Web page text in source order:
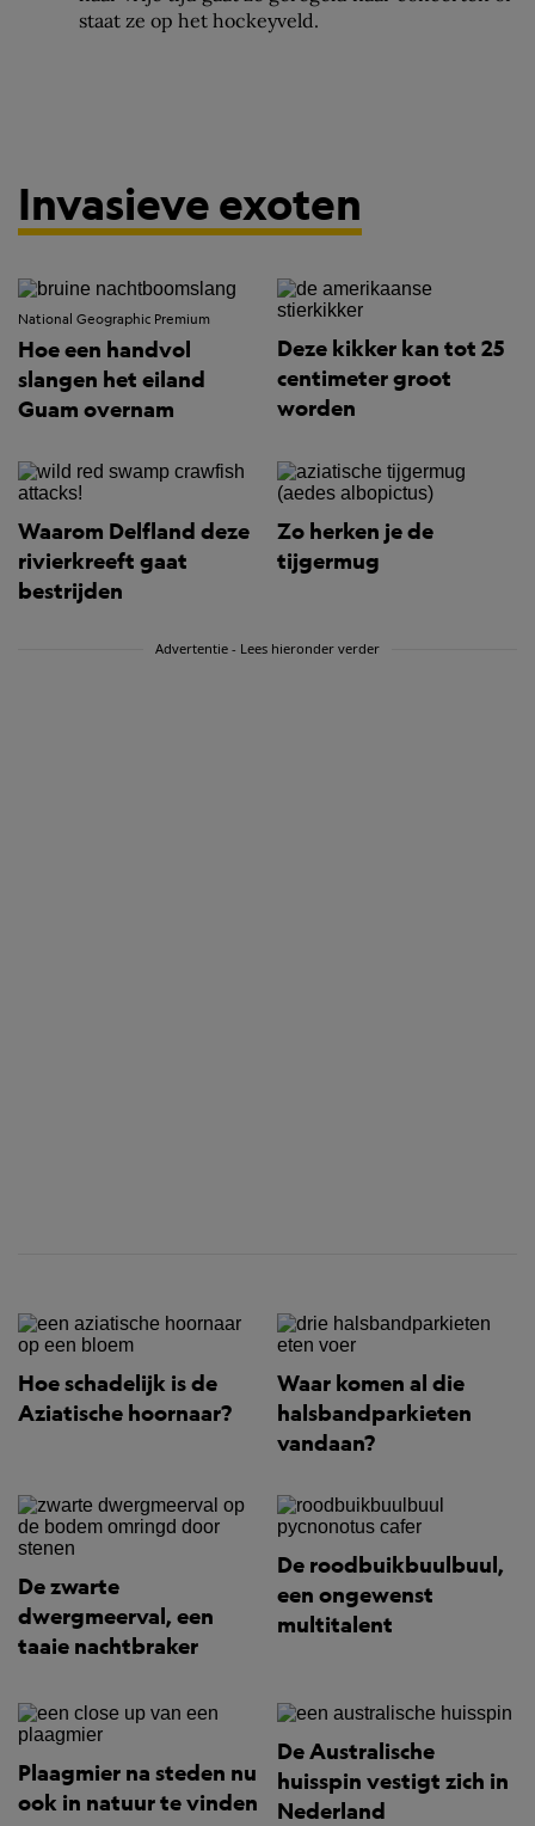
staat ze op het hockeyveld.
Invasieve exoten
National Geographic Premium
Hoe een handvol
slangen het eiland
Guam overnam
Deze kikker kan tot 25
centimeter groot
worden
Waarom Delfland deze
rivierkreeft gaat
bestrijden
Zo herken je de
tijgermug
Advertentie - Lees hieronder verder
Hoe schadelijk is de
Aziatische hoornaar?
Waar komen al die
halsbandparkieten
vandaan?
De zwarte
dwergmeerval, een
taaie nachtbraker
De roodbuikbuulbuul,
een ongewenst
multitalent
Plaagmier na steden nu
ook in natuur te vinden
De Australische
huisspin vestigt zich in
Nederland